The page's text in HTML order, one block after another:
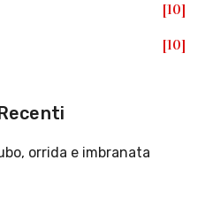
10
10
orrida e imbranata